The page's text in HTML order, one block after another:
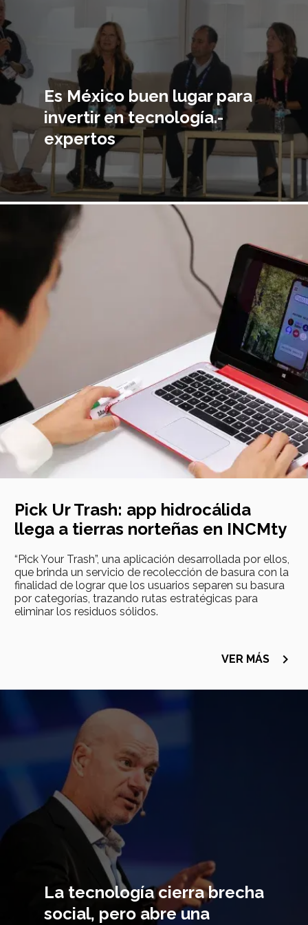
Es México buen lugar para
invertir en tecnología.-
expertos
Pick Ur Trash: app hidrocálida
llega a tierras norteñas en INCMty
“Pick Your Trash”, una aplicación desarrollada por ellos,
que brinda un servicio de recolección de basura con la
finalidad de lograr que los usuarios separen su basura
por categorías, trazando rutas estratégicas para
eliminar los residuos sólidos.
VER MÁS navigate_next
La tecnología cierra brecha
social, pero abre una